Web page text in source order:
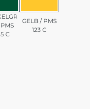
C
10 C / PMS
C
GELB / PMS
GELB / PMS
123 C